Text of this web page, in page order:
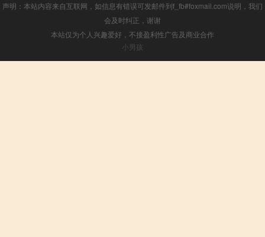
声明：本站内容来自互联网，如信息有错误可发邮件到f_fb#foxmail.com说明，我们
会及时纠正，谢谢
本站仅为个人兴趣爱好，不接盈利性广告及商业合作
小男孩